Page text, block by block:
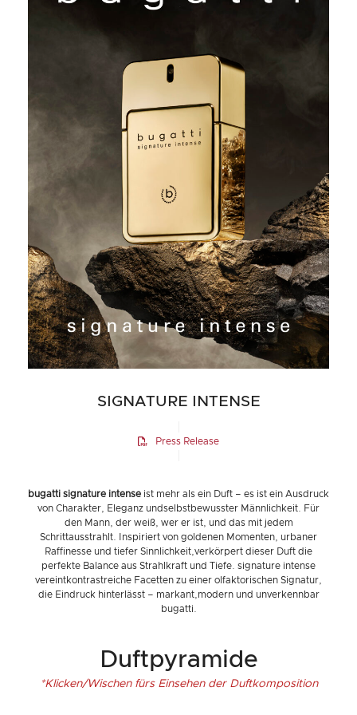
SIGNATURE INTENSE
Press Release
bugatti signature intense ist mehr als ein Duft – es ist ein Ausdruck
von Charakter, Eleganz undselbstbewusster Männlichkeit. Für
den Mann, der weiß, wer er ist, und das mit jedem
Schrittausstrahlt. Inspiriert von goldenen Momenten, urbaner
Raffinesse und tiefer Sinnlichkeit,verkörpert dieser Duft die
perfekte Balance aus Strahlkraft und Tiefe. signature intense
vereintkontrastreiche Facetten zu einer olfaktorischen Signatur,
die Eindruck hinterlässt – markant,modern und unverkennbar
bugatti.
Duftpyramide
*Klicken/Wischen fürs Einsehen der Duftkomposition